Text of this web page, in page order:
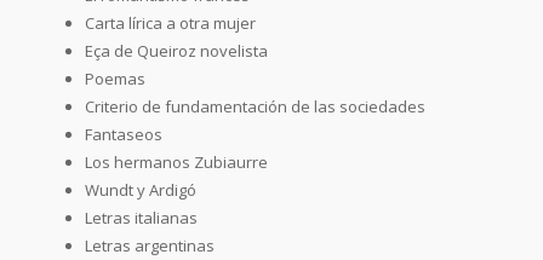
Carta lírica a otra mujer
Eça de Queiroz novelista
Poemas
Criterio de fundamentación de las sociedades
Fantaseos
Los hermanos Zubiaurre
Wundt y Ardigó
Letras italianas
Letras argentinas